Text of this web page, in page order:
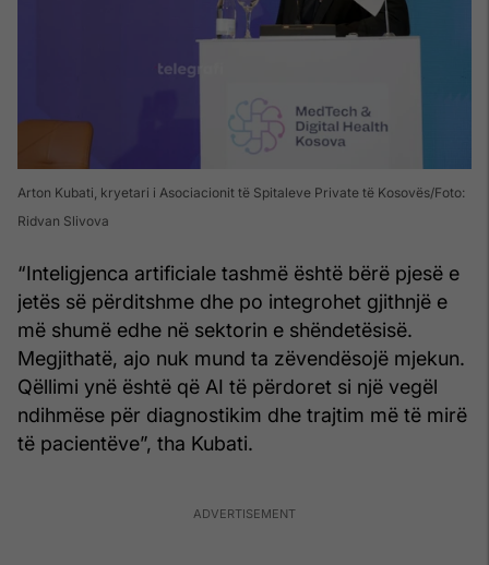
Arton Kubati, kryetari i Asociacionit të Spitaleve Private të Kosovës Foto:
Ridvan Slivova
“Inteligjenca artificiale tashmë është bërë pjesë e
jetës së përditshme dhe po integrohet gjithnjë e
më shumë edhe në sektorin e shëndetësisë.
Megjithatë, ajo nuk mund ta zëvendësojë mjekun.
Qëllimi ynë është që AI të përdoret si një vegël
ndihmëse për diagnostikim dhe trajtim më të mirë
të pacientëve”, tha Kubati.